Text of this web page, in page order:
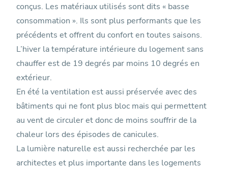
conçus. Les matériaux utilisés sont dits « basse
consommation ». Ils sont plus performants que les
précédents et offrent du confort en toutes saisons.
L’hiver la température intérieure du logement sans
chauffer est de 19 degrés par moins 10 degrés en
extérieur.
En été la ventilation est aussi préservée avec des
bâtiments qui ne font plus bloc mais qui permettent
au vent de circuler et donc de moins souffrir de la
chaleur lors des épisodes de canicules.
La lumière naturelle est aussi recherchée par les
architectes et plus importante dans les logements